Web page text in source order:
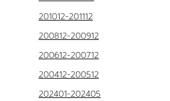
201012-201112
200812-200912
200612-200712
200412-200512
202401-202405